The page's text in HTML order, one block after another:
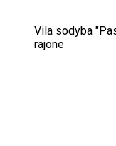
Vila sodyba
rajone